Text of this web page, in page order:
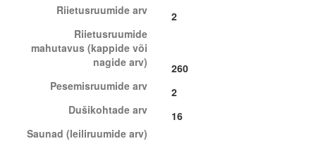
Riietusruumide arv
2
Riietusruumide
mahutavus (kappide või
nagide arv)
260
Pesemisruumide arv
2
Dušikohtade arv
16
Saunad (leiliruumide arv)